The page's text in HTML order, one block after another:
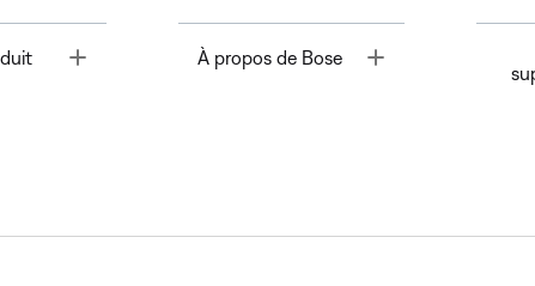
À propos de Bose Toggle